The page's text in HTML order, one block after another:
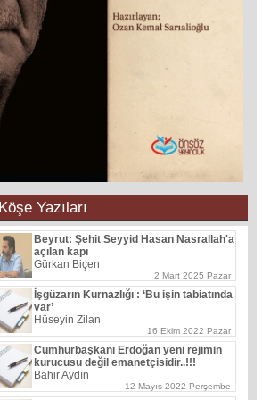
Köşe Yazıları
Beyrut: Şehit Seyyid Hasan Nasrallah'a
açılan kapı
Gürkan Biçen
2 Mart 2025 Pazar
İşgüzarın Kurnazlığı : ‘Bu işin tabiatında
var’
Hüseyin Zilan
16 Ekim 2022 Pazar
Cumhurbaşkanı Erdoğan yeni rejimin
kurucusu değil emanetçisidir..!!!
Bahir Aydın
12 Mayıs 2022 Perşembe